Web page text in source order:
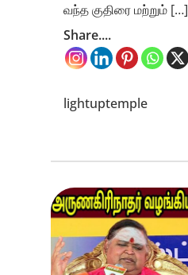
வந்த குதிரை மற்றும் […]
Share....
lightuptemple